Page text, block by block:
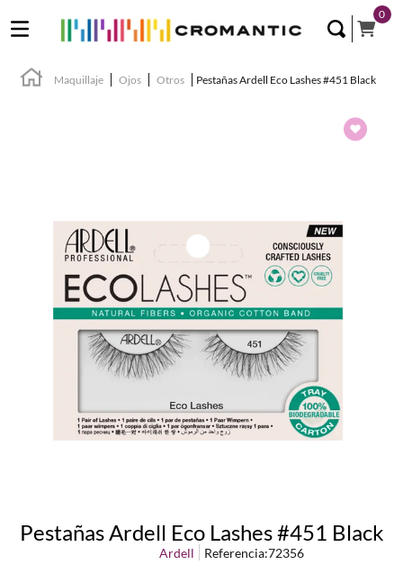
0
Maquillaje Ojos Otros Pestañas Ardell Eco Lashes #451 Black
Pestañas Ardell Eco Lashes #451 Black
Ardell Referencia:72356